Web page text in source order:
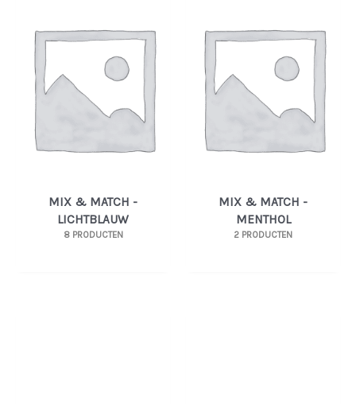
MIX & MATCH -
LICHTBLAUW
8 PRODUCTEN
MIX & MATCH -
MENTHOL
2 PRODUCTEN